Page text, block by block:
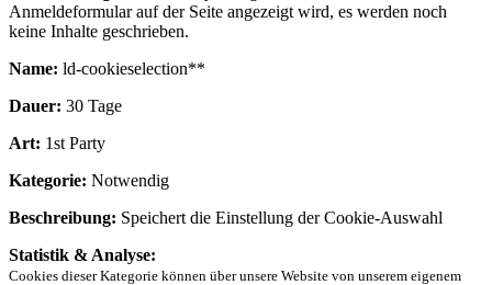
Anmeldeformular auf der Seite angezeigt wird, es werden noch
keine Inhalte geschrieben.
Name: ld-cookieselection**
Dauer: 30 Tage
Art: 1st Party
Kategorie: Notwendig
Beschreibung: Speichert die Einstellung der Cookie-Auswahl
Statistik & Analyse:
Cookies dieser Kategorie können über unsere Website von unserem eigenem